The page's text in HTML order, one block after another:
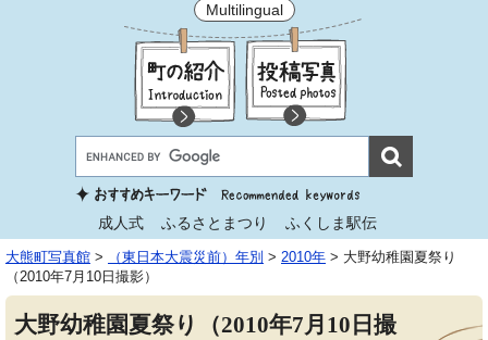
Multilingual
成人式 ふるさとまつり ふくしま駅伝
大熊町写真館 > （東日本大震災前）年別 > 2010年 > 大野幼稚園夏祭り
（2010年7月10日撮影）
大野幼稚園夏祭り（2010年7月10日撮